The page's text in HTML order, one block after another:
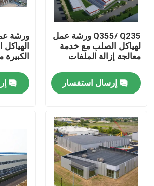
بيت
منتجات
Q355/ Q235 ورشة عمل
لهياكل الصلب مع خدمة
معالجة إزالة الملفات
إرسال استفسار
ورشة
الهياكل